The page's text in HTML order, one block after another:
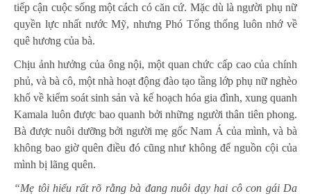
tiếp cận cuộc sống một cách có căn cứ. Mặc dù là người phụ nữ
quyền lực nhất nước Mỹ, nhưng Phó Tổng thống luôn nhớ về
quê hương của bà.
Chịu ảnh hưởng của ông nội, một quan chức cấp cao của chính
phủ, và bà cô, một nhà hoạt động đào tạo tầng lớp phụ nữ nghèo
khổ về kiểm soát sinh sản và kế hoạch hóa gia đình, xung quanh
Kamala luôn được bao quanh bởi những người thân tiên phong.
Bà được nuôi dưỡng bởi người mẹ gốc Nam Á của mình, và bà
không bao giờ quên điều đó cũng như không để nguồn cội của
mình bị lãng quên.
“Mẹ tôi hiểu rất rõ rằng bà đang nuôi dạy hai cô con gái Da